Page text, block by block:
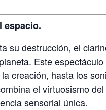
espacio.
su destrucción, el
Este
creación, hasta los
el virtuosismo
sensorial única.